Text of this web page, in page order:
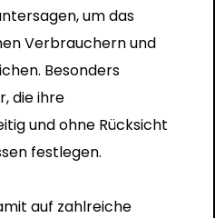
um das
Verbrauchern und
Besonders
die ihre
und ohne Rücksicht
festlegen.
auf zahlreiche